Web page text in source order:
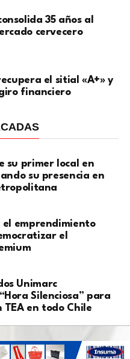
35 años al
cervecero
el sitial «A+» y
financiero
su primer local en
su presencia en
el emprendimiento
el
Unimarc
Silenciosa” para
TEA en todo Chile